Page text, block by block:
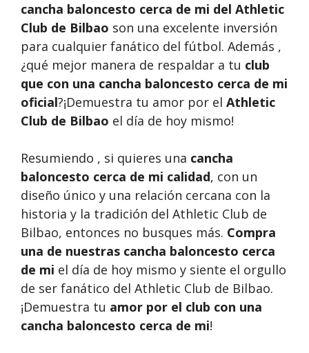
cancha baloncesto cerca de mi del Athletic
Club de Bilbao son una excelente inversión
para cualquier fanático del fútbol. Además ,
¿qué mejor manera de respaldar a tu club
que con una cancha baloncesto cerca de mi
oficial?¡Demuestra tu amor por el Athletic
Club de Bilbao el día de hoy mismo!
Resumiendo , si quieres una cancha
baloncesto cerca de mi calidad, con un
diseño único y una relación cercana con la
historia y la tradición del Athletic Club de
Bilbao, entonces no busques más. Compra
una de nuestras cancha baloncesto cerca
de mi el día de hoy mismo y siente el orgullo
de ser fanático del Athletic Club de Bilbao.
¡Demuestra tu amor por el club con una
cancha baloncesto cerca de mi!